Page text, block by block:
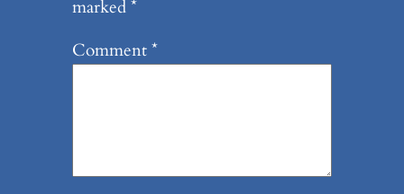
marked*
Comment*